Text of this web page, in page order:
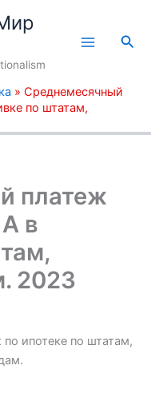
» Среднемесячный
по штатам,
платеж
в
2023